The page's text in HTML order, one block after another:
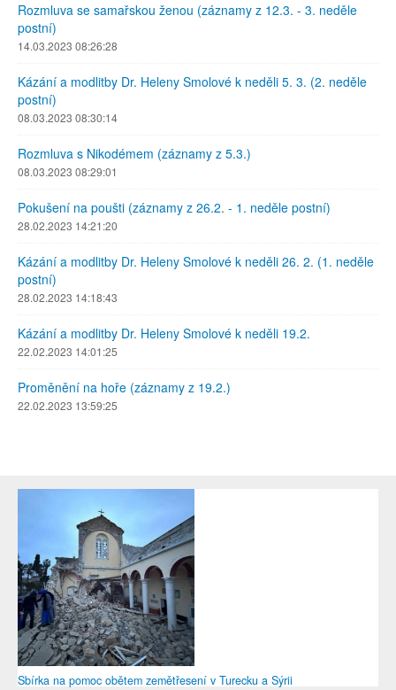
Rozmluva se samařskou ženou (záznamy z 12.3. - 3. neděle
postní)
14.03.2023 08:26:28
Kázání a modlitby Dr. Heleny Smolové k neděli 5. 3. (2. neděle
postní)
08.03.2023 08:30:14
Rozmluva s Nikodémem (záznamy z 5.3.)
08.03.2023 08:29:01
Pokušení na poušti (záznamy z 26.2. - 1. neděle postní)
28.02.2023 14:21:20
Kázání a modlitby Dr. Heleny Smolové k neděli 26. 2. (1. neděle
postní)
28.02.2023 14:18:43
Kázání a modlitby Dr. Heleny Smolové k neděli 19.2.
22.02.2023 14:01:25
Proměnění na hoře (záznamy z 19.2.)
22.02.2023 13:59:25
Sbírka na pomoc obětem zemětřesení v Turecku a Sýrii